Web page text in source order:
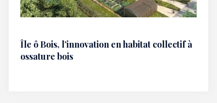
Île ô Bois, l’innovation en habitat collectif à
ossature bois